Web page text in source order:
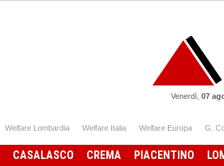
Venerdì, 07
Welfare Lombardia Welfare Italia Welfare Europa G.
CASALASCO CREMA PIACENTINO